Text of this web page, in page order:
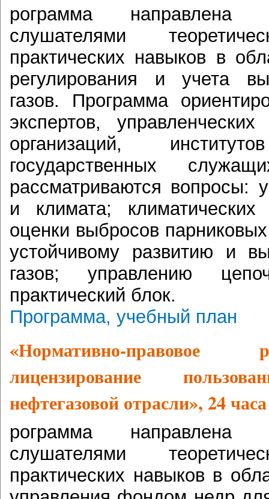
рограмма направлена
слушателями
практических навыков в
регулирования и учета
газов. Программа
экспертов,
организаций,
государственных
рассматриваются вопросы:
и климата; климатических
оценки выбросов парниковых
устойчивому развитию и
газов; управлению
практический блок.
Программа, учебный план
«Нормативно-правовое
лицензирование
нефтегазовой отрасли», 24 часа
рограмма направлена
слушателями
практических навыков в